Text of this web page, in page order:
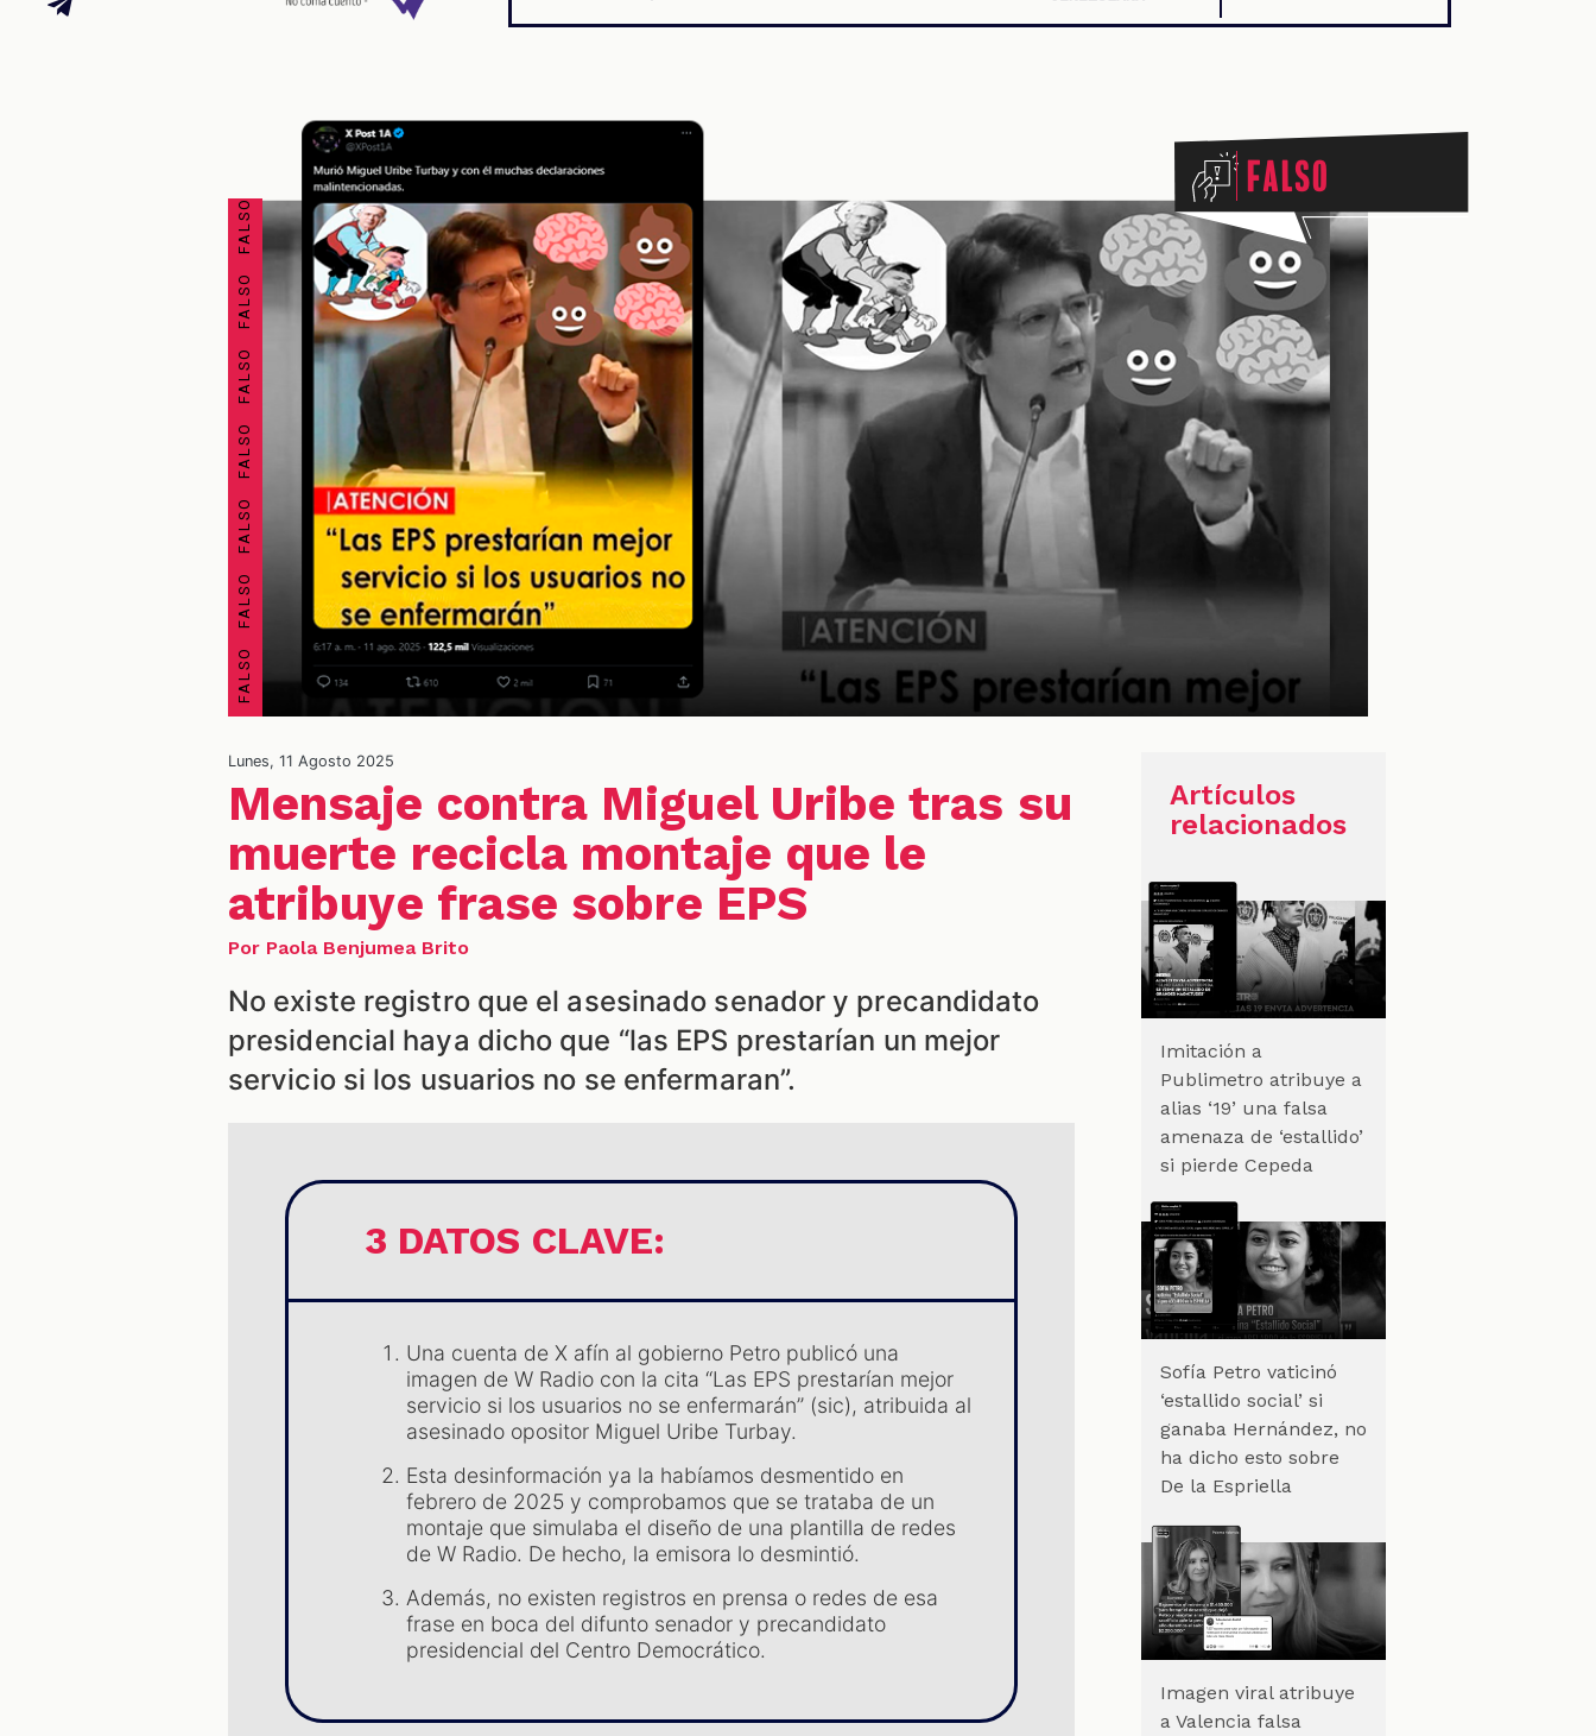
FALSO FALSO FALSO FALSO FALSO FALSO FALSO FALSO Falso
Lunes, 11 Agosto 2025
Mensaje contra Miguel Uribe tras su
muerte recicla montaje que le
atribuye frase sobre EPS
Por Paola Benjumea Brito
No existe registro que el asesinado senador y precandidato
presidencial haya dicho que “las EPS prestarían un mejor
servicio si los usuarios no se enfermaran”.
3 DATOS CLAVE:
Una cuenta de X afín al gobierno Petro publicó una
imagen de W Radio con la cita “Las EPS prestarían mejor
servicio si los usuarios no se enfermarán” (sic), atribuida al
asesinado opositor Miguel Uribe Turbay.
Esta desinformación ya la habíamos desmentido en
febrero de 2025 y comprobamos que se trataba de un
montaje que simulaba el diseño de una plantilla de redes
de W Radio. De hecho, la emisora lo desmintió.
Además, no existen registros en prensa o redes de esa
frase en boca del difunto senador y precandidato
presidencial del Centro Democrático.
Artículos
relacionados
Imitación a
Publimetro atribuye a
alias ‘19’ una falsa
amenaza de ‘estallido’
si pierde Cepeda
Sofía Petro vaticinó
‘estallido social’ si
ganaba Hernández, no
ha dicho esto sobre
De la Espriella
Imagen viral atribuye
a Valencia falsa